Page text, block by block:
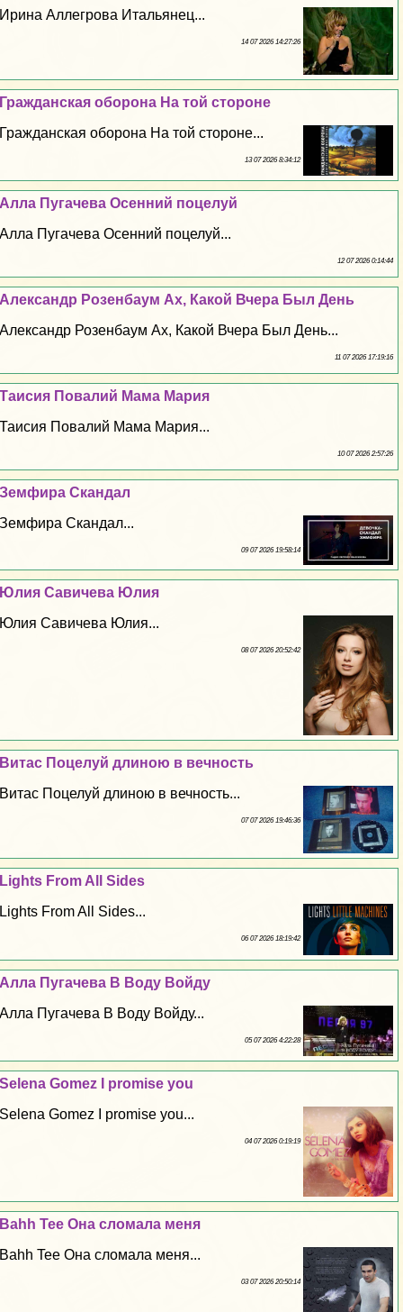
Ирина Аллегрова Итальянец...
14 07 2026 14:27:26
Гражданская оборона На той стороне
Гражданская оборона На той стороне...
13 07 2026 8:34:12
Алла Пугачева Осенний поцелуй
Алла Пугачева Осенний поцелуй...
12 07 2026 0:14:44
Александр Розенбаум Ах, Какой Вчера Был День
Александр Розенбаум Ах, Какой Вчера Был День...
11 07 2026 17:19:16
Таисия Повалий Мама Мария
Таисия Повалий Мама Мария...
10 07 2026 2:57:26
Земфира Скандал
Земфира Скандал...
09 07 2026 19:58:14
Юлия Савичева Юлия
Юлия Савичева Юлия...
08 07 2026 20:52:42
Витас Поцелуй длиною в вечность
Витас Поцелуй длиною в вечность...
07 07 2026 19:46:36
Lights From All Sides
Lights From All Sides...
06 07 2026 18:19:42
Алла Пугачева В Воду Войду
Алла Пугачева В Воду Войду...
05 07 2026 4:22:28
Selena Gomez I promise you
Selena Gomez I promise you...
04 07 2026 0:19:19
Bahh Tee Она сломала меня
Bahh Tee Она сломала меня...
03 07 2026 20:50:14